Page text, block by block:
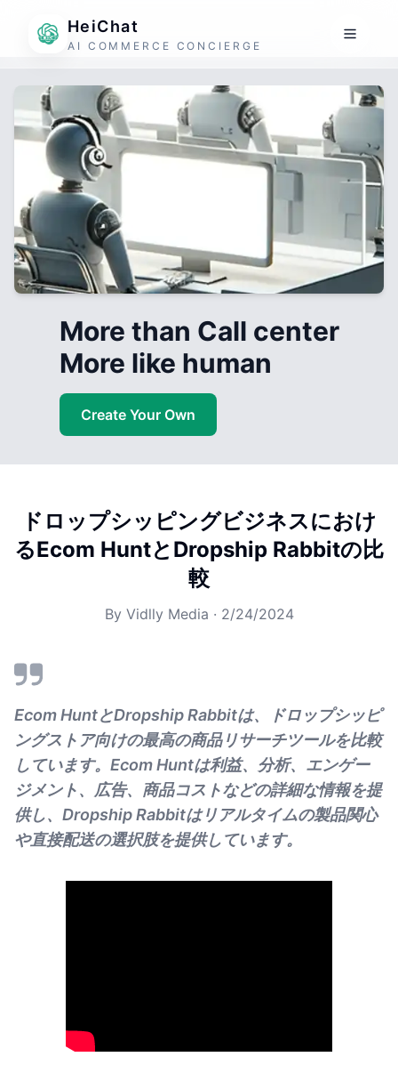
HeiChat
AI COMMERCE CONCIERGE
More than Call center
More like human
Create Your Own
ドロップシッピングビジネスにおけ
るEcom HuntとDropship Rabbitの比
較
By Vidlly Media · 2/24/2024
Ecom HuntとDropship Rabbitは、ドロップシッピ
ングストア向けの最高の商品リサーチツールを比較
しています。Ecom Huntは利益、分析、エンゲー
ジメント、広告、商品コストなどの詳細な情報を提
供し、Dropship Rabbitはリアルタイムの製品関心
や直接配送の選択肢を提供しています。